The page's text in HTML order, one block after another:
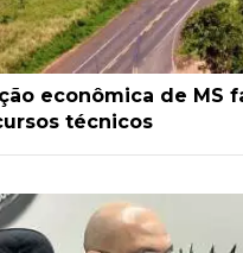
econômica de MS
técnicos